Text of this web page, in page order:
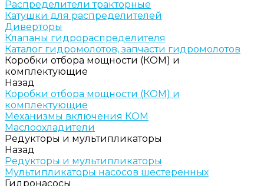
Распределители тракторные
Катушки для распределителей
Диверторы
Клапаны гидрораспределителя
Каталог гидромолотов, запчасти гидромолотов
Коробки отбора мощности (КОМ) и
комплектующие
Назад
Коробки отбора мощности (КОМ) и
комплектующие
Механизмы включения КОМ
Маслоохладители
Редукторы и мультипликаторы
Назад
Редукторы и мультипликаторы
Мультипликаторы насосов шестеренных
Гидронасосы